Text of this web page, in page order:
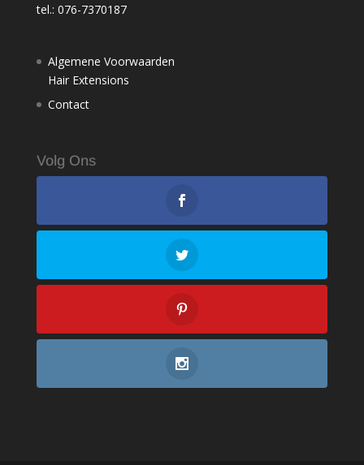
tel.: 076-7370187
Algemene Voorwaarden
Hair Extensions
Contact
Volg Ons